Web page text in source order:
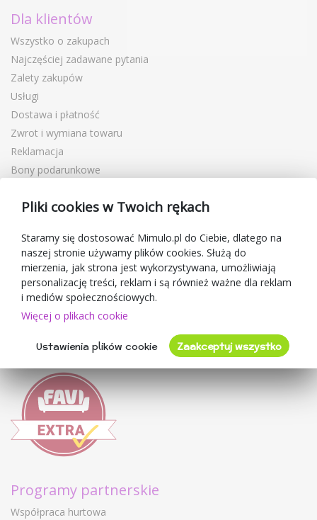
Dla klientów
Wszystko o zakupach
Najczęściej zadawane pytania
Zalety zakupów
Usługi
Dostawa i płatność
Zwrot i wymiana towaru
Reklamacja
Bony podarunkowe
Blog
O sprzedawcy
Mimulo.pl
Regulamin sklepu
Ochrona danych osobowych GDPR
Kontakty
Oceny klientów
Programy partnerskie
Współpraca hurtowa
Pliki cookies w Twoich rękach
Staramy się dostosować Mimulo.pl do Ciebie, dlatego na
naszej stronie używamy plików cookies. Służą do
mierzenia, jak strona jest wykorzystywana, umożliwiają
personalizację treści, reklam i są również ważne dla reklam
i mediów społecznościowych.
Więcej o plikach cookie
Ustawienia plików cookie Zaakceptuj wszystko